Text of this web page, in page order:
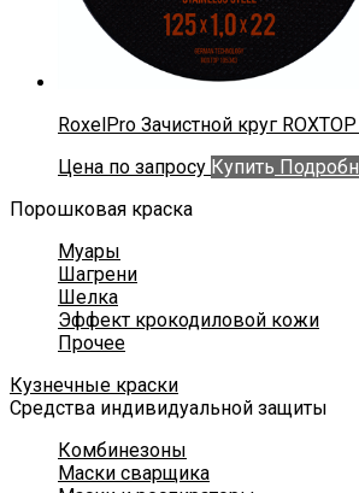
RoxelPro Зачистной круг
Цена по запросу Купить
Порошковая краска
Муары
Шагрени
Шелка
Эффект крокодиловой кожи
Прочее
Кузнечные краски
Средства индивидуальной защиты
Комбинезоны
Маски сварщика